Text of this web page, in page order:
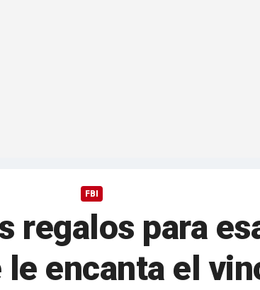
FBI
regalos para
le encanta el